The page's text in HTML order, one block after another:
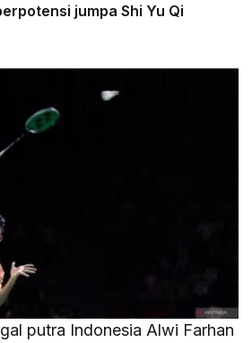
jumpa Shi Yu Qi
putra Indonesia Alwi Farhan